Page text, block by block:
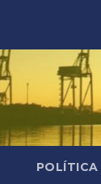
POLÍTICA